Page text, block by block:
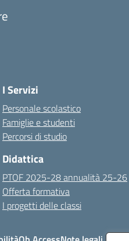
I Servizi
Personale scolastico
Famiglie e studenti
Percorsi di studio
Didattica
PTOF 2025-28 annualità 25-26
Offerta formativa
I progetti delle classi